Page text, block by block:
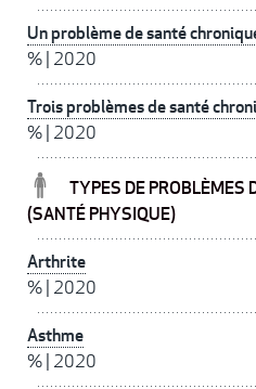
Un problème de santé
% 2020
Trois problèmes de santé
% 2020
TYPES DE PROBLÈMES
(SANTÉ PHYSIQUE)
Arthrite
% 2020
Asthme
% 2020